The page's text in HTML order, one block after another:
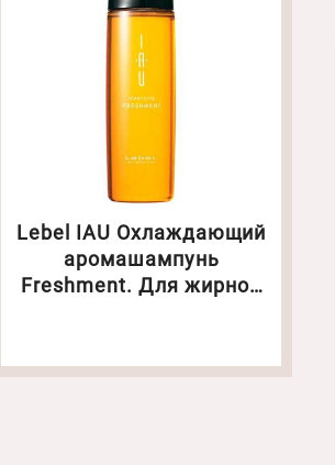
Lebel IAU Охлаждающий
аромашампунь
Freshment. Для жирной